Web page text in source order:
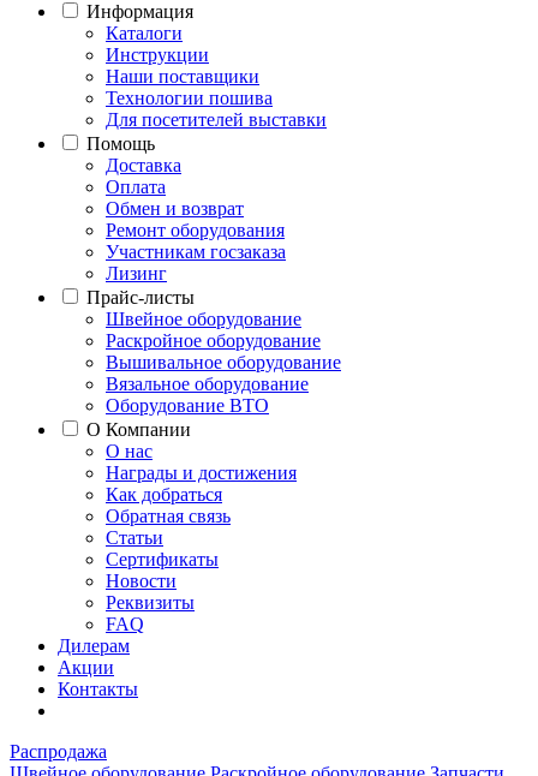
Информация
Каталоги
Инструкции
Наши поставщики
Технологии пошива
Для посетителей выставки
Помощь
Доставка
Оплата
Обмен и возврат
Ремонт оборудования
Участникам госзаказа
Лизинг
Прайс-листы
Швейное оборудование
Раскройное оборудование
Вышивальное оборудование
Вязальное оборудование
Оборудование ВТО
О Компании
О нас
Награды и достижения
Как добраться
Обратная связь
Статьи
Сертификаты
Новости
Реквизиты
FAQ
Дилерам
Акции
Контакты
Распродажа